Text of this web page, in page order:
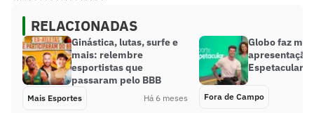
RELACIONADAS
Ginástica, lutas, surfe e
mais: relembre
esportistas que
passaram pelo BBB
Mais Esportes Há 6 meses
Globo faz
apresentação
Espetacular;
Fora de Campo